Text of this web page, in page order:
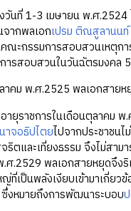
1-3 เมษายน พ.ศ.2524 ไ
ากพลเอกเปรม ติณสูลานนท์
คณะกรรมการสอบสวนเหตุ
ารสอบสวนในวันฉัตรมงคล
พ.ศ.2525 พลเอกสายหยุ
ายุราชการในเดือนตุลาคม
าจอธิปไตยไปจากประชาชน
ริตและเที่ยงธรรม จึงไม่ส
ศ.2529 พลเอกสายหยุดจึงริ
ที่เป็นพลังเงียบเข้ามาเกี่ย
งหมายถึงการพัฒนาระบอบ